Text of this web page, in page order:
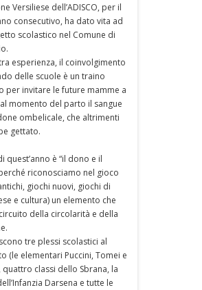
Versiliese dell’ADISCO, per il
consecutivo, ha dato vita ad
scolastico nel Comune di
esperienza, il coinvolgimento
delle scuole è un traino
per invitare le future mamme a
momento del parto il sangue
ombelicale, che altrimenti
gettato.
quest’anno è “il dono e il
riconosciamo nel gioco
giochi nuovi, giochi di
e cultura) un elemento che
della circolarità e della
tre plessi scolastici al
(le elementari Puccini, Tomei e
quattro classi dello Sbrana, la
Darsena e tutte le